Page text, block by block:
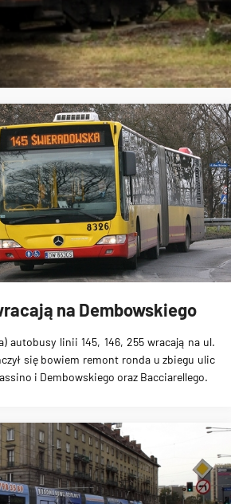
na Dembowskiego
autobusy linii 145, 146, 255 wracają na ul.
się bowiem remont ronda u zbiegu ulic
i Dembowskiego oraz Bacciarellego.